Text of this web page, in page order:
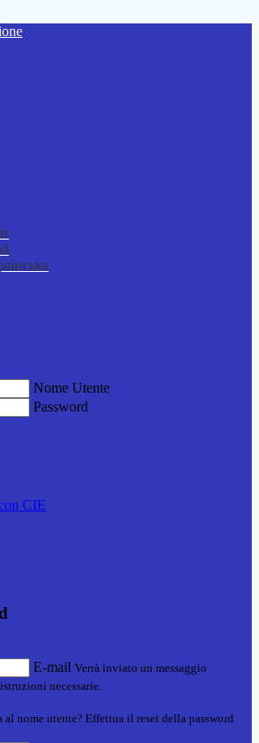
Nome Utente
Password
CIE
E-mail Verrà inviato un messaggio
necessarie.
al nome utente? Effettua il reset della password